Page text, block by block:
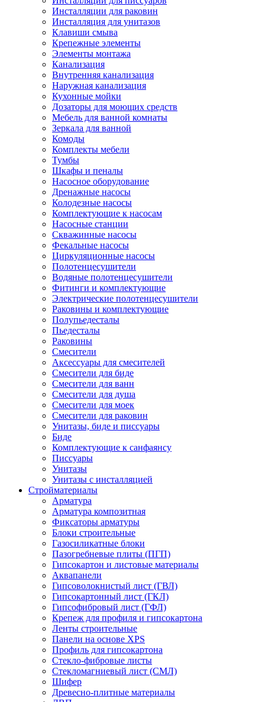
Инсталляции для раковин
Инсталляция для унитазов
Клавиши смыва
Крепежные элементы
Элементы монтажа
Канализация
Внутренняя канализация
Наружная канализация
Кухонные мойки
Дозаторы для моющих средств
Мебель для ванной комнаты
Зеркала для ванной
Комоды
Комплекты мебели
Тумбы
Шкафы и пеналы
Насосное оборудование
Дренажные насосы
Колодезные насосы
Комплектующие к насосам
Насосные станции
Скважинные насосы
Фекальные насосы
Циркуляционные насосы
Полотенцесушители
Водяные полотенцесушители
Фитинги и комплектующие
Электрические полотенцесушители
Раковины и комплектующие
Полупьедесталы
Пьедесталы
Раковины
Смесители
Аксессуары для смесителей
Смесители для биде
Смесители для ванн
Смесители для душа
Смесители для моек
Смесители для раковин
Унитазы, биде и писсуары
Биде
Комплектующие к санфаянсу
Писсуары
Унитазы
Унитазы с инсталляцией
Стройматериалы
Арматура
Арматура композитная
Фиксаторы арматуры
Блоки строительные
Газосиликатные блоки
Пазогребневые плиты (ПГП)
Гипсокартон и листовые материалы
Аквапанели
Гипсоволокнистый лист (ГВЛ)
Гипсокартонный лист (ГКЛ)
Гипсофибровый лист (ГФЛ)
Крепеж для профиля и гипсокартона
Ленты строительные
Панели на основе XPS
Профиль для гипсокартона
Стекло-фибровые листы
Стекломагниевый лист (СМЛ)
Шифер
Древесно-плитные материалы